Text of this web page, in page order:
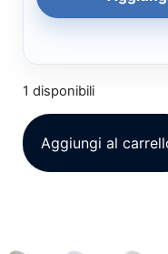
1 disponibili
Aggiungi al